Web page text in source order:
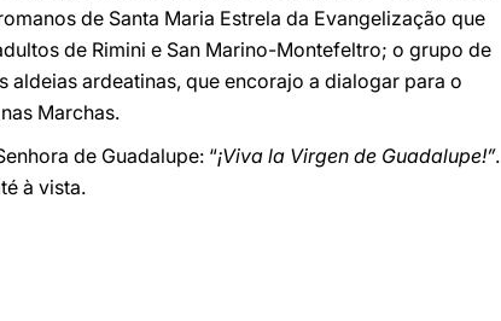
de Santa Maria Estrela da Evangelização que
de Rimini e San Marino-Montefeltro; o grupo de
ardeatinas, que encorajo a dialogar para o
Marchas.
de Guadalupe: “¡Viva la Virgen de Guadalupe!”.
à vista.